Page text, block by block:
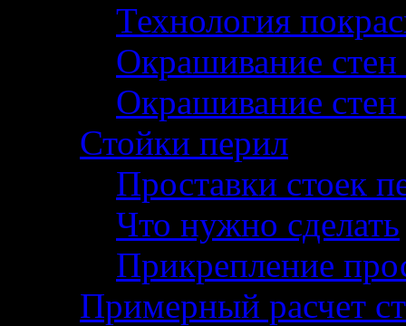
Технология
Окрашивание
Окрашивание
Стойки перил
Проставки стоек
Что нужно сделать
Прикрепление
Примерный расчет